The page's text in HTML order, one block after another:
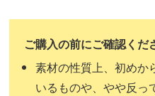
素材の性質上、初めか
いるものや、やや反っ